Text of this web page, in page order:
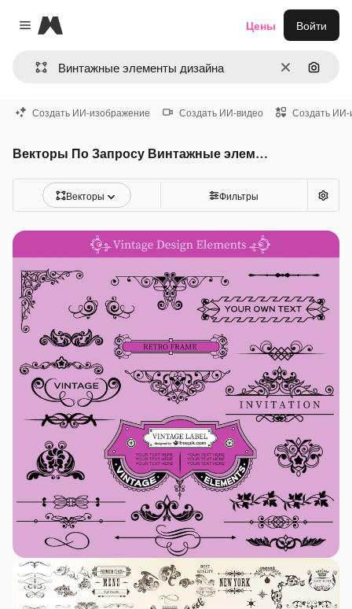
Close menu
Magnific
ОчиститьПоиск
Цены Войти
Создать ИИ-изображение Создать ИИ-видео Создать ИИ-
Векторы По Запросу Винтажные элементы дизайна
Векторы Фильтры